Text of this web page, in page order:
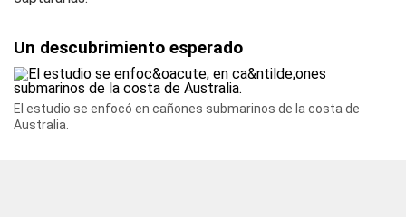
Un descubrimiento esperado
El estudio se enfocó en cañones submarinos de la costa de
Australia.